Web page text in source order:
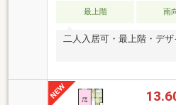
最上階 南
二人入居可・最上階・デ